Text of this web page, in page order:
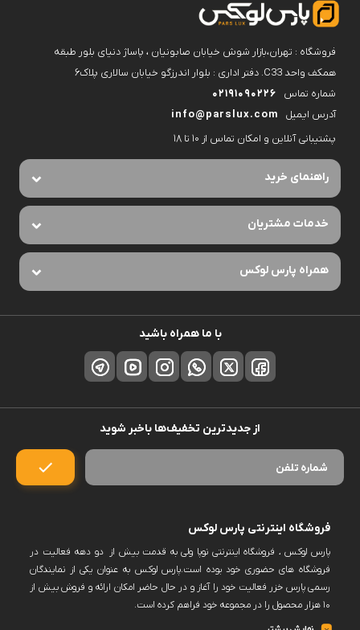
فروشگاه : تهران،بازار شوش خیابان صابونیان ، پاساژ دنیای بلور طبقه
همکف واحد C33. دفتر اداری : بلوار اندرزگو خیابان سالاری پلاک۶
شماره تماس
02191090226
آدرس ایمیل
info@parslux.com
پشتیبانی آنلاین و امکان تماس از ۱۰ تا ۱۸
راهنمای خرید
خدمات مشتریان
همراه پارس لوکس
با ما همراه باشید
از جدیدترین تخفیف‌ها باخبر شوید
فروشگاه اینترنتی پارس لوکس
پارس لوکس ، فروشگاه اینترنتی نوپا ولی به قدمت بیش از دو دهه فعالیت در
فروشگاه های حضوری خود بوده است.پارس لوکس به عنوان یکی از نمایندگان
رسمی پارس خزر فعالیت خود را آغاز و در حال حاضر امکان ارائه و فروش بیش از
۱۰ هزار محصول را در مجموعه خود فراهم کرده است.
پارس لوکس اکنون فروش حضوری ندارد و کلیه سفارشات خود را منعطف بر